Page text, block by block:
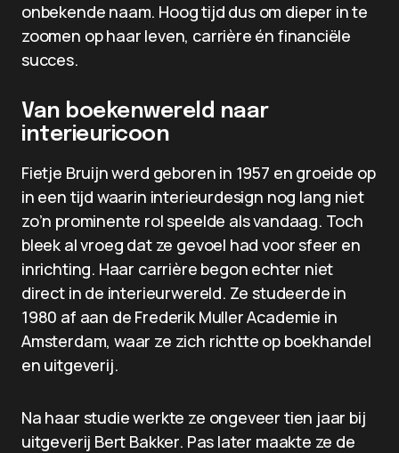
onbekende naam. Hoog tijd dus om dieper in te
zoomen op haar leven, carrière én financiële
succes.
Van boekenwereld naar
interieuricoon
Fietje Bruijn werd geboren in 1957 en groeide op
in een tijd waarin interieurdesign nog lang niet
zo’n prominente rol speelde als vandaag. Toch
bleek al vroeg dat ze gevoel had voor sfeer en
inrichting. Haar carrière begon echter niet
direct in de interieurwereld. Ze studeerde in
1980 af aan de Frederik Muller Academie in
Amsterdam, waar ze zich richtte op boekhandel
en uitgeverij.
Na haar studie werkte ze ongeveer tien jaar bij
uitgeverij Bert Bakker. Pas later maakte ze de